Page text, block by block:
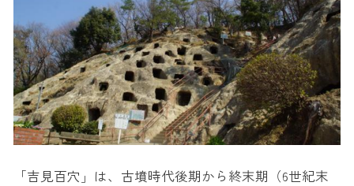
「吉見百穴」は、古墳時代後期から終末期（6世紀末